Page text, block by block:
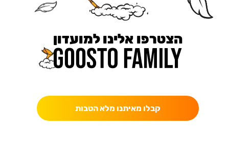
הצטרפו אלינו למועדון
קבלו מאיתנו מלא הטבות